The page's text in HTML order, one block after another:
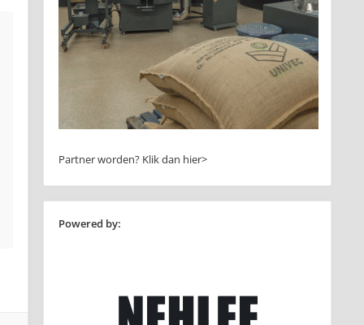
Partner worden? Klik dan hier>
Powered by: